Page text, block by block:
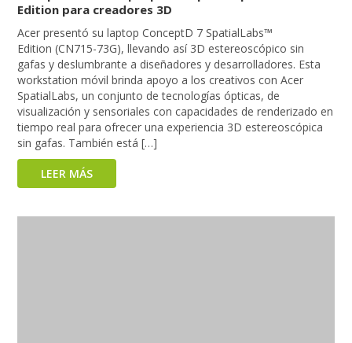
Edition para creadores 3D
Acer presentó su laptop ConceptD 7 SpatialLabs™
Edition (CN715-73G), llevando así 3D estereoscópico sin
gafas y deslumbrante a diseñadores y desarrolladores. Esta
workstation móvil brinda apoyo a los creativos con Acer
SpatialLabs, un conjunto de tecnologías ópticas, de
visualización y sensoriales con capacidades de renderizado en
tiempo real para ofrecer una experiencia 3D estereoscópica
sin gafas. También está […]
LEER MÁS